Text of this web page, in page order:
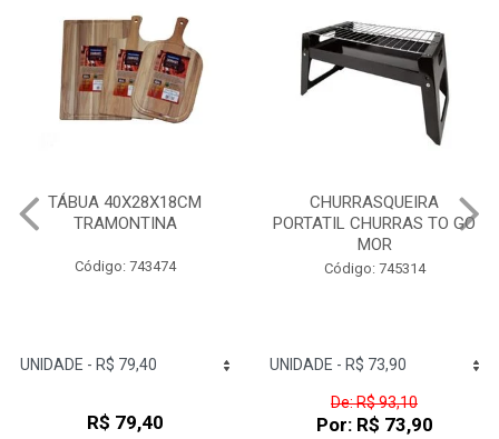
TÁBUA 40X28X18CM
TRAMONTINA
Código: 743474
R$ 79,40
CHURRASQUEIRA
PORTATIL CHURRAS TO GO
MOR
Código: 745314
De: R$ 93,10
Por: R$ 73,90